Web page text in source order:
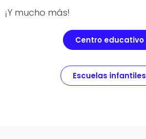
¡Y mucho más!
Centro educativo
Escuelas infantiles